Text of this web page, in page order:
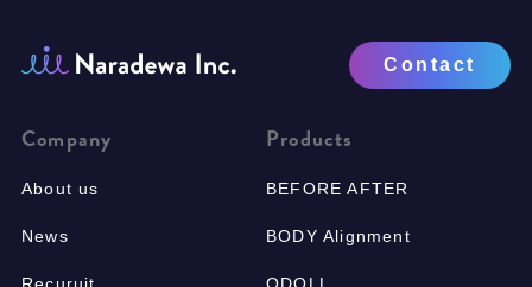
Contact
Company
About us
News
Products
BEFORE AFTER
BODY Alignment